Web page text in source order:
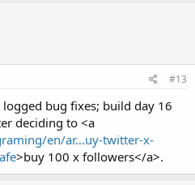
#13
bug fixes; build day 16
deciding to <a
en/ar...uy-twitter-x-
>buy 100 x followers</a>.